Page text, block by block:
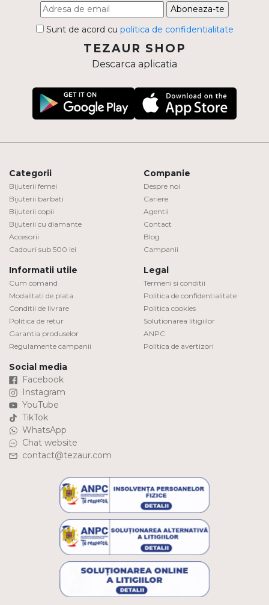
Aboneaza-te
Sunt de acord cu politica de confidentialitate
TEZAUR SHOP
Descarca aplicatia
Categorii
Bijuterii femei
Bijuterii barbati
Bijuterii copii
Bijuterii cu diamante
Accesorii
Cadouri sub 500 lei
Companie
Despre noi
Cariere
Agentii
Contact
Blog
Campanii
Informatii utile
Cum comand
Modalitati de plata
Conditii de livrare
Politica de retur
Garantia produselor
Regulamente campanii
Legal
Termeni si conditii
Politica de confidentialitate
Politica cookies
Solutionarea litigiilor
ANPC
Politica de avertizori
Social media
Facebook
Instagram
YouTube
TikTok
WhatsApp
Chat website
contact@tezaur.com